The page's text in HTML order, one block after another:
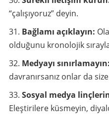
“çalışıyoruz” deyin.
Bağlamı açıklayın:
olduğunu kronolojik
Medyayı sınırlamayın:
davranırsanız onlar da
Sosyal medya
Eleştirilere küsmeyin,